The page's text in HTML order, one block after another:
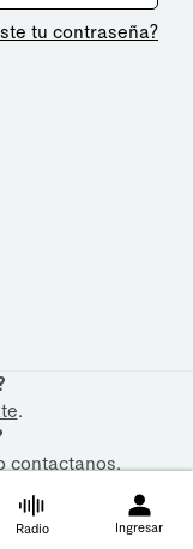
tu contraseña?
.
contactanos.
Radio Ingresar